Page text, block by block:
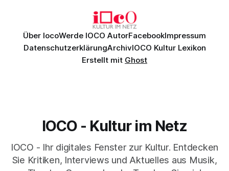
Über IocoWerde IOCO AutorFacebookImpressum
DatenschutzerklärungArchivIOCO Kultur Lexikon
Erstellt mit Ghost
IOCO - Kultur im Netz
IOCO - Ihr digitales Fenster zur Kultur. Entdecken
Sie Kritiken, Interviews und Aktuelles aus Musik,